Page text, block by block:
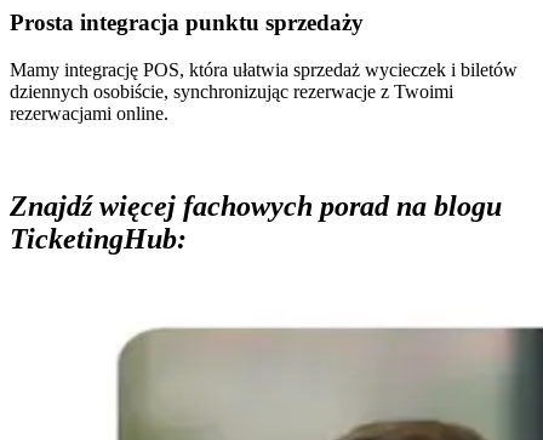
Prosta integracja punktu sprzedaży
Mamy integrację POS, która ułatwia sprzedaż wycieczek i biletów
dziennych osobiście, synchronizując rezerwacje z Twoimi
rezerwacjami online.
Znajdź więcej fachowych porad na blogu
TicketingHub: